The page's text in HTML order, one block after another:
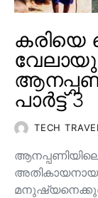
കരിയെ
പാർട്ട് 3
TECH